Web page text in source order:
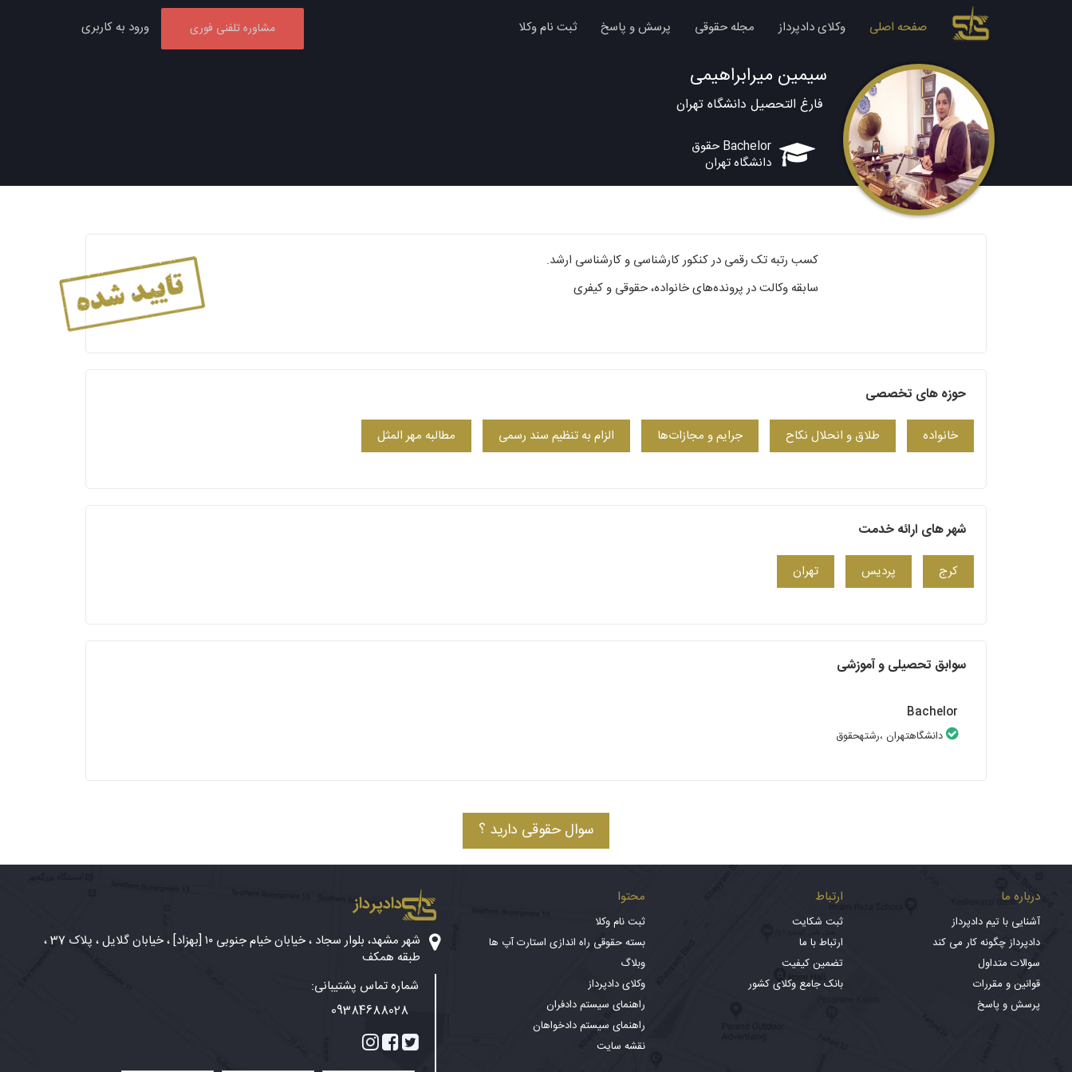
صفحه اصلی وکلای دادپرداز مجله حقوقی پرسش و پاسخ ثبت نام وکلا مشاوره تلفنی فوری ورود به کاربری
سیمین میرابراهیمی
فارغ التحصیل دانشگاه تهران
Bachelor حقوق
دانشگاه تهران
کسب رتبه تک رقمی در کنکور کارشناسی و کارشناسی ارشد.
سابقه وکالت در پرونده‌های خانواده، حقوقی و کیفری
حوزه های تخصصی
خانواده طلاق و انحلال نکاح جرایم و مجازات‌ها الزام به تنظیم سند رسمی مطالبه مهر المثل
شهر های ارائه خدمت
کرج پردیس تهران
سوابق تحصیلی و آموزشی
Bachelor
دانشگاهتهران ،رشتهحقوق
سوال حقوقی دارید ؟
درباره ما
آشنایی با تیم دادپرداز
دادپرداز چگونه کار می کند
سوالات متداول
قوانین و مقررات
پرسش و پاسخ
ارتباط
ثبت شکایت
ارتباط با ما
تضمین کیفیت
بانک جامع وکلای کشور
محتوا
ثبت نام وکلا
بسته حقوقی راه اندازی استارت آپ ها
وبلاگ
وکلای دادپرداز
راهنمای سیستم دادفران
راهنمای سیستم دادخواهان
نقشه سایت
دادپرداز
شهر مشهد، بلوار سجاد ، خیابان خیام جنوبی ۱۰ [بهزاد] ، خیابان گلایل ، پلاک 37 ،
طبقه همکف
شماره تماس پشتیبانی:
09384688028